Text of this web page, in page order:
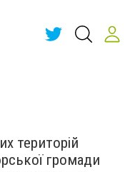
територій
громади